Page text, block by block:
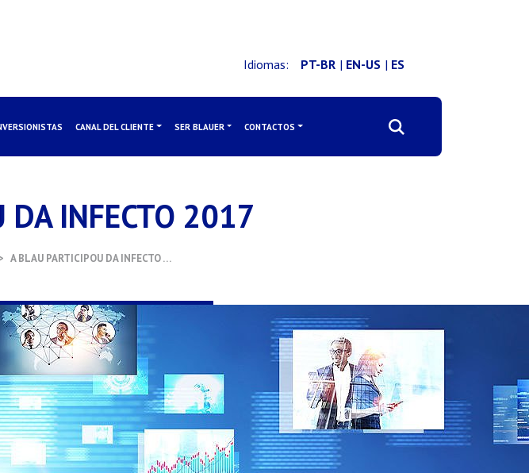
Idiomas: PT-BR | EN-US | ES
CANAL DEL CLIENTE SER BLAUER CONTACTOS
DA INFECTO 2017
A BLAU PARTICIPOU DA INFECTO …